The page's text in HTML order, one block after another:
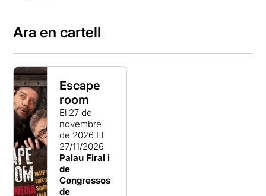
Ara en cartell
Escape
room
El 27 de
novembre
de 2026 El
27/11/2026
Palau Firal i
de
Congressos
de